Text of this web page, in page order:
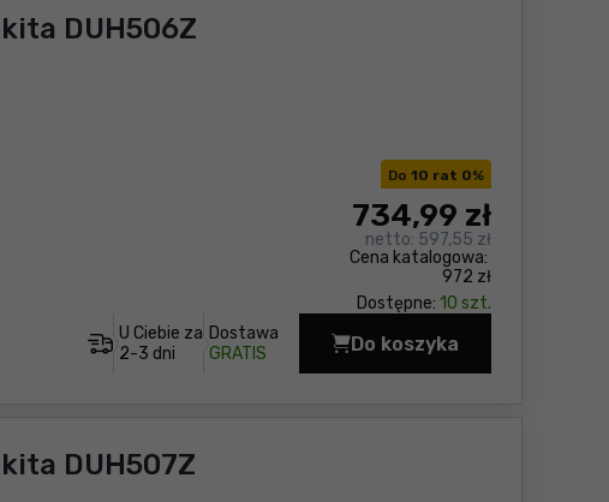
DUH506Z
Do 10 rat 0%
Cena katalogowa:
972 zł
734,99 zł
netto: 597,55 zł
Dostępne: 10 szt.
U Ciebie za
2-3 dni
Dostawa
GRATIS
Do koszyka
Nożyce do żywopłotu
DUH507Z